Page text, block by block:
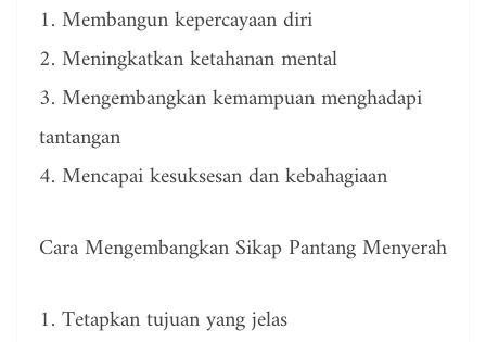
1. Membangun kepercayaan diri
2. Meningkatkan ketahanan mental
3. Mengembangkan kemampuan menghadapi
tantangan
4. Mencapai kesuksesan dan kebahagiaan
Cara Mengembangkan Sikap Pantang Menyerah
1. Tetapkan tujuan yang jelas